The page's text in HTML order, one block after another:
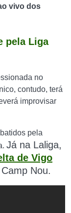
vivo dos
pela Liga
no
contudo, terá
improvisar
pela
Já na Laliga,
de Vigo
Nou.